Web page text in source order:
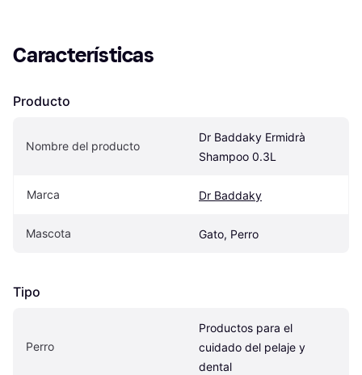
Características
Producto
Nombre del producto
Dr Baddaky Ermidrà
Shampoo 0.3L
Marca Dr Baddaky
Mascota Gato, Perro
Tipo
Perro
Productos para el
cuidado del pelaje y
dental